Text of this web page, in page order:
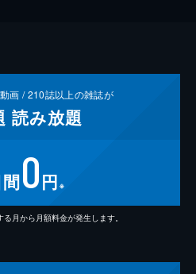
画 /210誌以上の雑誌が
読み放題
0円 ※
月から月額料金が発生します。